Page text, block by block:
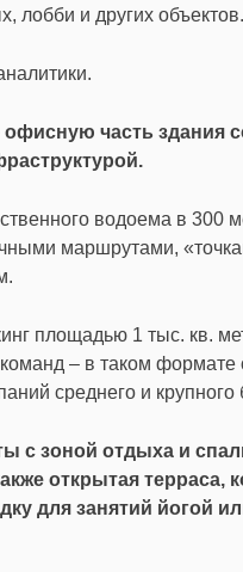
лобби и других объектов.
часть здания
водоема в 300
маршрутами,
площадью 1 тыс. кв.
– в таком формате
среднего и крупного
с зоной отдыха и
открытая терраса,
для занятий йогой